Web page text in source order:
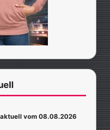
vom 08.08.2026